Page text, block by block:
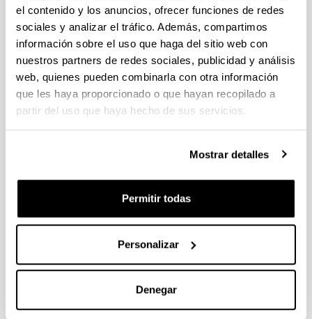
el contenido y los anuncios, ofrecer funciones de redes
sociales y analizar el tráfico. Además, compartimos
información sobre el uso que haga del sitio web con
nuestros partners de redes sociales, publicidad y análisis
web, quienes pueden combinarla con otra información
que les haya proporcionado o que hayan recopilado a
partir del uso que haya hecho de sus servicios.
Mostrar detalles
Permitir todas
Personalizar
Denegar
La Ría de Bilbao (1975-2000): Hacia
un modelo metropolitano
postindustrial
Autoría:
Serrano Abad, Susana y Beascoechea Gangoiti, José
Mª
La modernización urbana en México y España, siglos
XIX y XX. Contreras Cruz, C. y Pardo Hernández, C. P.
(eds.)
Página de inicio - Página de fin:
431 - 464
Puebla- Mexico, Benemérita Universidad Autónoma
de Puebla / Universidad del País Vasco